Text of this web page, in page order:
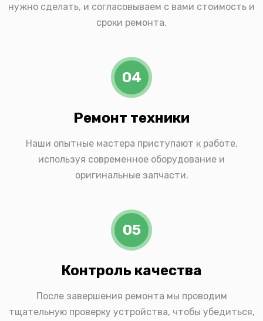
нужно сделать, и согласовываем с вами стоимость и
сроки ремонта.
04
Ремонт техники
Наши опытные мастера приступают к работе,
используя современное оборудование и
оригинальные запчасти.
05
Контроль качества
После завершения ремонта мы проводим
тщательную проверку устройства, чтобы убедиться,